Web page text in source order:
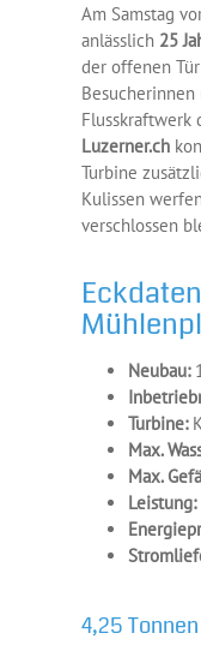
Am Samstag
anlässlich 25
der offenen
Flusskraftwerk
Luzerner.ch
Turbine
Kulissen
verschlossen
Neubau:
Turbine:
Max.
Max.
Leistung:
4,25